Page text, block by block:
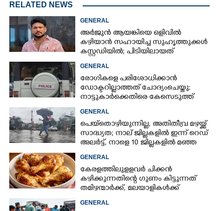
RELATED NEWS
GENERAL
അർജുൻ ആയങ്കിയെ ഒളിവിൽ
കഴിയാൻ സഹായിച്ച സുഹൃത്തുക്കൾ
കസ്റ്റഡിയിൽ; പിടിയിലായത്
കൊച്ചിയിലെ ഫ്ലാറ്റിൽനിന്ന്
GENERAL
രോഗികളെ പരിശോധിക്കാൻ
ഡോക്ടറില്ലാത്തത് ചോദ്യംചെയ്തു:
നാട്ടുകാർക്കെതിരെ കേസെടുത്ത്
പൊലീസ്
GENERAL
പെയ്തൊഴിയുന്നില്ല, അതിതീവ്ര മഴയ്ക്ക്
സാദ്ധ്യത;​ നാല് ജില്ലകളിൽ ഇന്ന് റെഡ്
അലർട്ട്,​ നാളെ 10 ജില്ലകളിൽ മഞ്ഞ
അലർട്ട്
GENERAL
കേരളത്തിലുളളവർ ചിക്കൻ
കഴിക്കുന്നതിന്റെ ഗുണം കിട്ടുന്നത്
തമിഴന്മാർക്ക്, മലയാളികൾക്ക്
നഷ്ടവും കടവും മാത്രം
GENERAL